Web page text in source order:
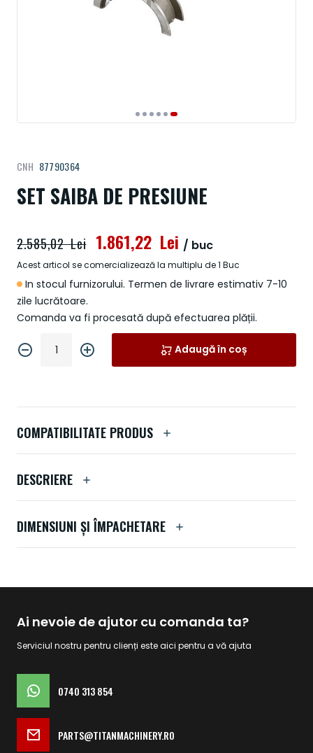
SET SAIBA DE PRESIUNE
CNH 87790364
In stocul furnizorului. Termen de livrare estimativ 7-10
zile lucrătoare.
Comanda va fi procesată după efectuarea plății.
1.861,22 Lei
2.585,02 Lei / buc
Acest articol se comercializează la multiplu de 1 Buc
Adaugă în coș
la
începutul
galeriei
imagini
COMPATIBILITATE PRODUS
DESCRIERE
DIMENSIUNI ȘI ÎMPACHETARE
Ai nevoie de ajutor cu comanda ta?
Serviciul nostru pentru clienți este aici pentru a vă ajuta
0740 313 854
PARTS@TITANMACHINERY.RO